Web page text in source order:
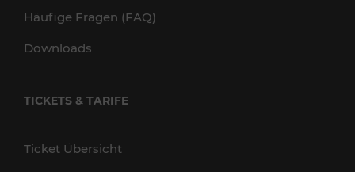
Häufige Fragen (FAQ)
Downloads
TICKETS & TARIFE
Ticket Übersicht